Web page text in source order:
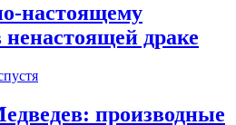
настоящему
ненастоящей драке
производные